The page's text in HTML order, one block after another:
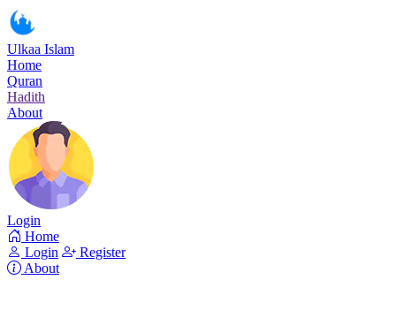
Ulkaa Islam
Home
Quran
Hadith
About
Login
Home
Login
Register
About